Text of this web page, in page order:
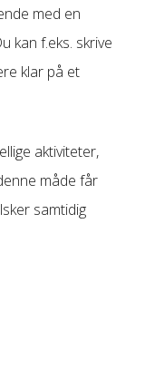
med en
kan f.eks. skrive
klar på et
aktiviteter,
måde får
samtidig